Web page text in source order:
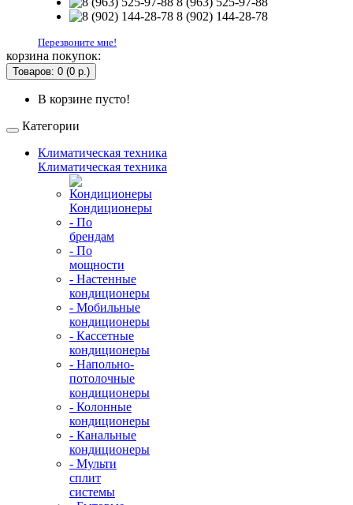
8 (902) 144-28-78
Перезвоните мне!
корзина покупок:
Товаров: 0 (0 р.)
В корзине пусто!
Категории
Климатическая техника
Климатическая техника
Кондиционеры
- По
брендам
- По
мощности
- Настенные
кондиционеры
- Мобильные
кондиционеры
- Кассетные
кондиционеры
- Напольно-
потолочные
кондиционеры
- Колонные
кондиционеры
- Канальные
кондиционеры
- Мульти
сплит
системы